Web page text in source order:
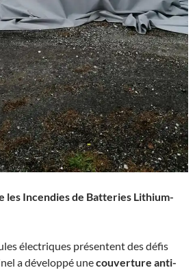
les Incendies de Batteries Lithium-
électriques présentent des défis
a développé unecouverture anti-